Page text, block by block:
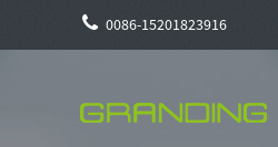
0086-15201823916